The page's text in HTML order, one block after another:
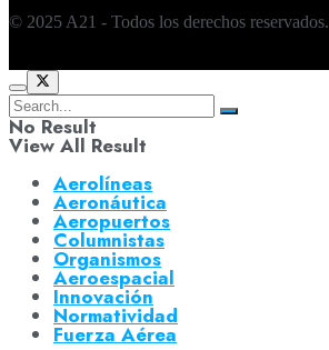
© 2025 A21 - Todos los derechos reservados.
No Result
View All Result
Aerolíneas
Aeronáutica
Aeropuertos
Columnistas
Organismos
Aeroespacial
Innovación
Normatividad
Fuerza Aérea